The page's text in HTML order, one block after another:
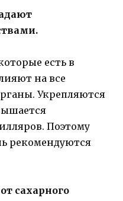
есть в
на все
Укрепляются
Поэтому
рекомендуются
сахарного